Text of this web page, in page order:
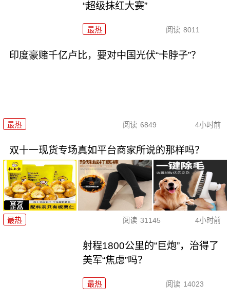
“超级抹红大赛”
最热 阅读 8011
印度豪赌千亿卢比，要对中国光伏“卡脖子”？
最热 阅读 6849 4小时前
双十一现货专场真如平台商家所说的那样吗？
最热 阅读 31145 4小时前
射程1800公里的“巨炮”，治得了
美军“焦虑”吗？
最热 阅读 14023